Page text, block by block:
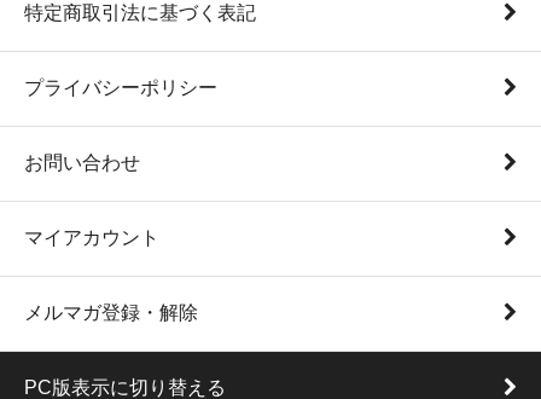
特定商取引法に基づく表記
プライバシーポリシー
お問い合わせ
マイアカウント
メルマガ登録・解除
PC版表示に切り替える